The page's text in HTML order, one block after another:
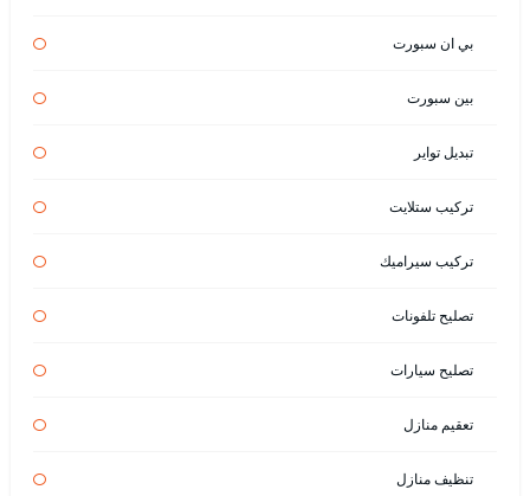
بي ان سبورت
بين سبورت
تبديل تواير
تركيب ستلايت
تركيب سيراميك
تصليح تلفونات
تصليح سيارات
تعقيم منازل
تنظيف منازل